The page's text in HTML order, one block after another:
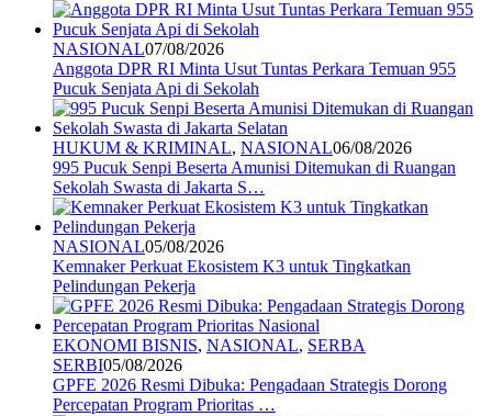
NASIONAL07/08/2026
Anggota DPR RI Minta Usut Tuntas Perkara Temuan 955
Pucuk Senjata Api di Sekolah
HUKUM & KRIMINAL, NASIONAL06/08/2026
995 Pucuk Senpi Beserta Amunisi Ditemukan di Ruangan
Sekolah Swasta di Jakarta S…
NASIONAL05/08/2026
Kemnaker Perkuat Ekosistem K3 untuk Tingkatkan
Pelindungan Pekerja
EKONOMI BISNIS, NASIONAL, SERBA
SERBI05/08/2026
GPFE 2026 Resmi Dibuka: Pengadaan Strategis Dorong
Percepatan Program Prioritas …